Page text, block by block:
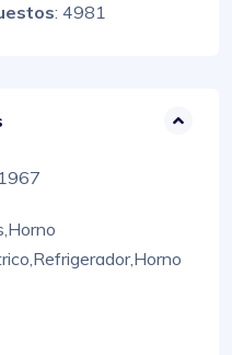
: 4981
Horno
Refrigerador,Horno